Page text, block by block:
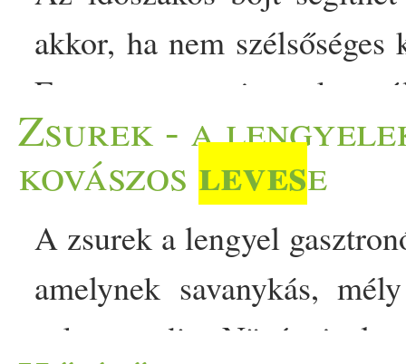
akkor, ha nem
Egy orvos szerint sokan
étkezési időszakban
az éhezést. A módszer
Az időszakos böjt olyan
nem azt határozza meg,
Időszakos böjttel
Zsurek - a
kovászos levese
A zsurek a lengyel
amelynek savanykás,
zakwas adja. Növényi